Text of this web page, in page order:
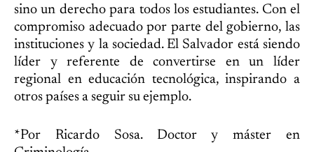
sino un derecho para todos los estudiantes. Con el
compromiso adecuado por parte del gobierno, las
instituciones y la sociedad. El Salvador está siendo
líder y referente de convertirse en un líder
regional en educación tecnológica, inspirando a
otros países a seguir su ejemplo.
*Por Ricardo Sosa. Doctor y máster en